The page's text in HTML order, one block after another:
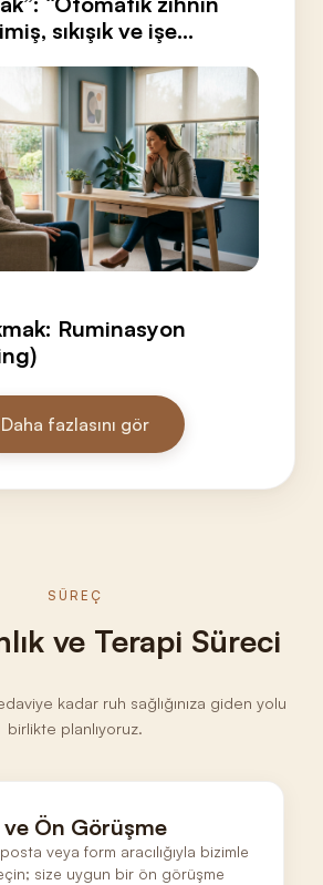
sıkışık ve işe
Ruminasyon
Daha fazlasını gör
SÜREÇ
ve Terapi Süreci
kadar ruh sağlığınıza giden yolu
birlikte planlıyoruz.
Ön Görüşme
veya form aracılığıyla bizimle
size uygun bir ön görüşme